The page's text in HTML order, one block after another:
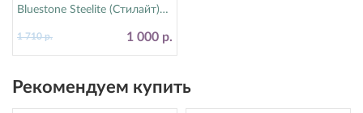
Bluestone Steelite (Стилайт)
1 000 р.
1 710 р.
Рекомендуем купить